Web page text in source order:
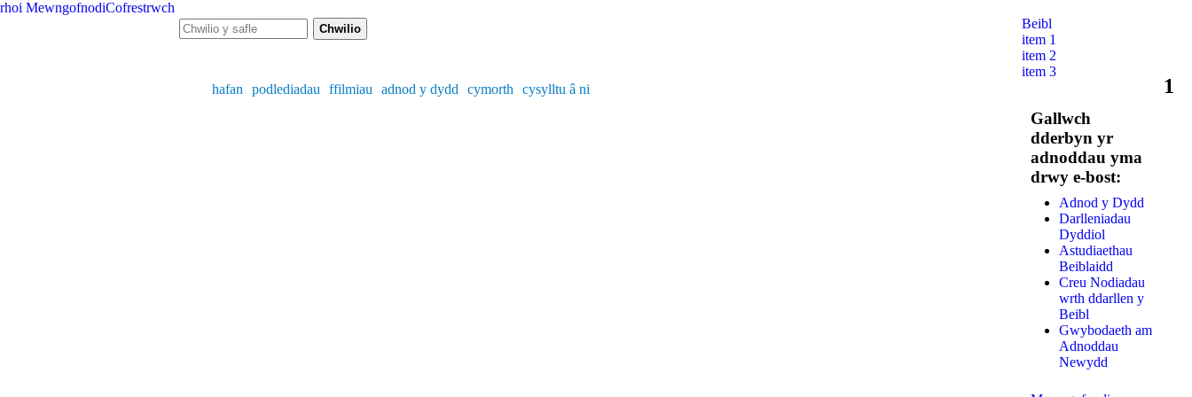
rhoi MewngofnodiCofrestrwch
Ffurf chwiliad
Chwilio y safle
Beibl
item 1
item 2
item 3
hafan
podlediadau ffilmiau adnod y dydd cymorth cysylltu â ni
Gallwch
dderbyn yr
adnoddau yma
drwy e-bost:
Adnod y Dydd
Darlleniadau
Dyddiol
Astudiaethau
Beiblaidd
Creu Nodiadau
wrth ddarllen y
Beibl
Gwybodaeth am
Adnoddau
Newydd
1